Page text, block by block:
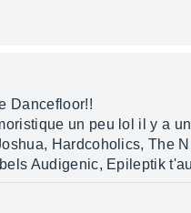
Dancefloor!!
un peu lol il y a
Hardcoholics, The
Audigenic, Epileptik